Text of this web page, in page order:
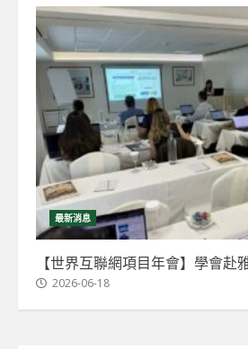
最新消息
【世界互聯網項目年會】學會赴
2026-06-18